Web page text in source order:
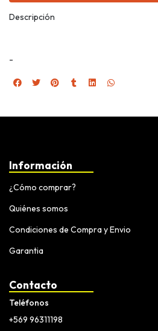
Descripción
-
Información
¿Cómo comprar?
Quiénes somos
Condiciones de Compra y Envio
Garantia
Contacto
Teléfonos
+569 96311198